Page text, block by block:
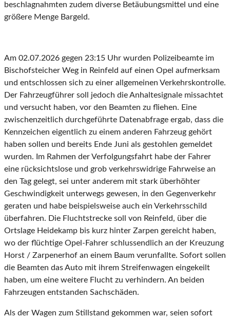
beschlagnahmten zudem diverse Betäubungsmittel und eine
größere Menge Bargeld.
Am 02.07.2026 gegen 23:15 Uhr wurden Polizeibeamte im
Bischofsteicher Weg in Reinfeld auf einen Opel aufmerksam
und entschlossen sich zu einer allgemeinen Verkehrskontrolle.
Der Fahrzeugführer soll jedoch die Anhaltesignale missachtet
und versucht haben, vor den Beamten zu fliehen. Eine
zwischenzeitlich durchgeführte Datenabfrage ergab, dass die
Kennzeichen eigentlich zu einem anderen Fahrzeug gehört
haben sollen und bereits Ende Juni als gestohlen gemeldet
wurden. Im Rahmen der Verfolgungsfahrt habe der Fahrer
eine rücksichtslose und grob verkehrswidrige Fahrweise an
den Tag gelegt, sei unter anderem mit stark überhöhter
Geschwindigkeit unterwegs gewesen, in den Gegenverkehr
geraten und habe beispielsweise auch ein Verkehrsschild
überfahren. Die Fluchtstrecke soll von Reinfeld, über die
Ortslage Heidekamp bis kurz hinter Zarpen gereicht haben,
wo der flüchtige Opel-Fahrer schlussendlich an der Kreuzung
Horst / Zarpenerhof an einem Baum verunfallte. Sofort sollen
die Beamten das Auto mit ihrem Streifenwagen eingekeilt
haben, um eine weitere Flucht zu verhindern. An beiden
Fahrzeugen entstanden Sachschäden.
Als der Wagen zum Stillstand gekommen war, seien sofort